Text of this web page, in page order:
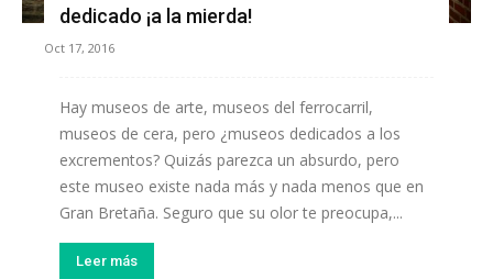
dedicado ¡a la mierda!
Oct 17, 2016
Hay museos de arte, museos del ferrocarril,
museos de cera, pero ¿museos dedicados a los
excrementos? Quizás parezca un absurdo, pero
este museo existe nada más y nada menos que en
Gran Bretaña. Seguro que su olor te preocupa,...
Leer más